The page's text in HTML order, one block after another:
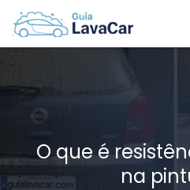
O que é
na